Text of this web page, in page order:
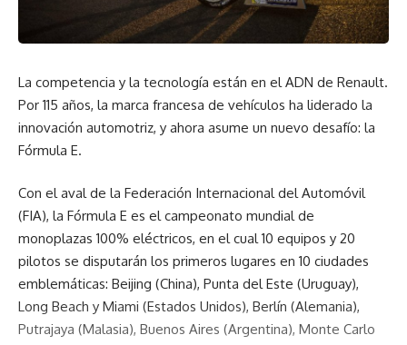
La competencia y la tecnología están en el ADN de Renault.
Por 115 años, la marca francesa de vehículos ha liderado la
innovación automotriz, y ahora asume un nuevo desafío: la
Fórmula E.
Con el aval de la Federación Internacional del Automóvil
(FIA), la Fórmula E es el campeonato mundial de
monoplazas 100% eléctricos, en el cual 10 equipos y 20
pilotos se disputarán los primeros lugares en 10 ciudades
emblemáticas: Beijing (China), Punta del Este (Uruguay),
Long Beach y Miami (Estados Unidos), Berlín (Alemania),
Putrajaya (Malasia), Buenos Aires (Argentina), Monte Carlo